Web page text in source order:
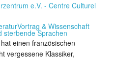
e.V. - Centre Culturel
Vortrag & Wissenschaft
einen französischen
vergessene Klassiker,